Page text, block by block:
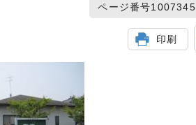
ページ番号1007345
印刷